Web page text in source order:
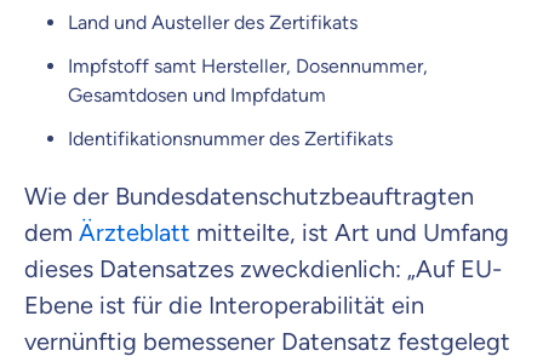
Land und Austeller des Zertifikats
Impfstoff samt Hersteller, Dosennummer,
Gesamtdosen und Impfdatum
Identifikationsnummer des Zertifikats
Wie der Bundesdatenschutzbeauftragten
dem Ärzteblatt mitteilte, ist Art und Umfang
dieses Datensatzes zweckdienlich: „Auf EU-
Ebene ist für die Interoperabilität ein
vernünftig bemessener Datensatz festgelegt